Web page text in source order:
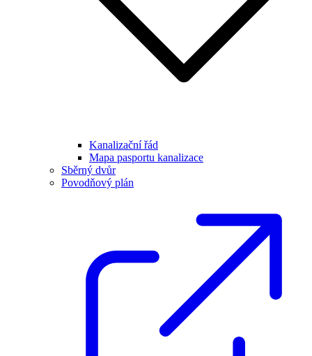
Kanalizační řád
Mapa pasportu kanalizace
Sběrný dvůr
Povodňový plán